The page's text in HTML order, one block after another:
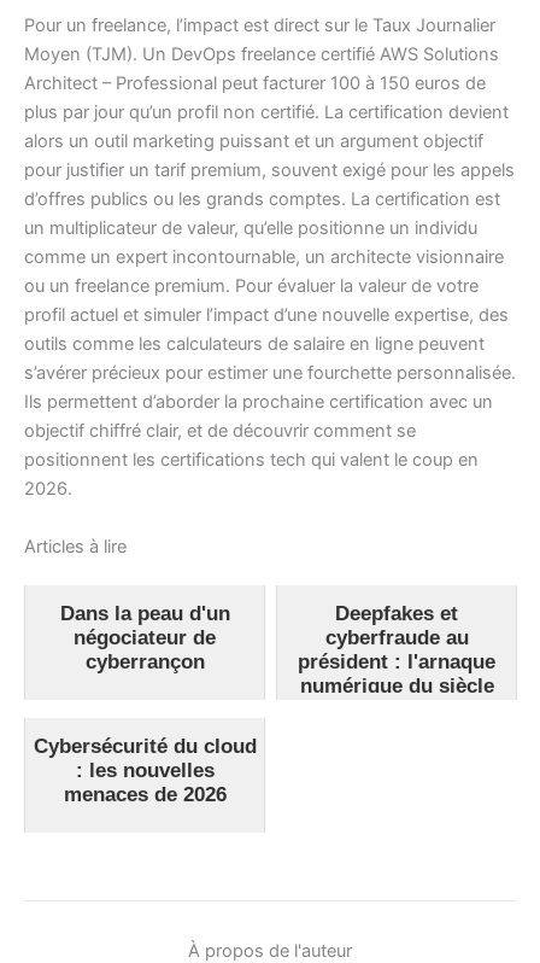
Pour un freelance, l’impact est direct sur le Taux Journalier
Moyen (TJM). Un DevOps freelance certifié AWS Solutions
Architect – Professional peut facturer 100 à 150 euros de
plus par jour qu’un profil non certifié. La certification devient
alors un outil marketing puissant et un argument objectif
pour justifier un tarif premium, souvent exigé pour les appels
d’offres publics ou les grands comptes. La certification est
un multiplicateur de valeur, qu’elle positionne un individu
comme un expert incontournable, un architecte visionnaire
ou un freelance premium. Pour évaluer la valeur de votre
profil actuel et simuler l’impact d’une nouvelle expertise, des
outils comme les calculateurs de salaire en ligne peuvent
s’avérer précieux pour estimer une fourchette personnalisée.
Ils permettent d’aborder la prochaine certification avec un
objectif chiffré clair, et de découvrir comment se
positionnent les certifications tech qui valent le coup en
2026.
Articles à lire
Dans la peau d'un
négociateur de
cyberrançon
Deepfakes et
cyberfraude au
président : l'arnaque
numérique du siècle
Cybersécurité du cloud
: les nouvelles
menaces de 2026
À propos de l'auteur